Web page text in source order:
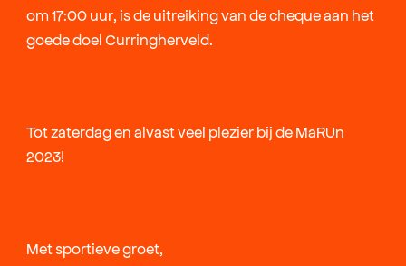
om 17:00 uur, is de uitreiking van de cheque aan het
goede doel Curringherveld.
Tot zaterdag en alvast veel plezier bij de MaRUn
2023!
Met sportieve groet,